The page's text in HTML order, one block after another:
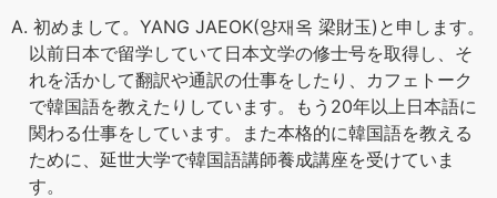
A. 初めまして。YANG JAEOK(양재옥 梁財玉)と申します。
以前日本で留学していて日本文学の修士号を取得し、そ
れを活かして翻訳や通訳の仕事をしたり、カフェトーク
で韓国語を教えたりしています。もう20年以上日本語に
関わる仕事をしています。また本格的に韓国語を教える
ために、延世大学で韓国語講師養成講座を受けていま
す。